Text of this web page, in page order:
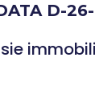
D-